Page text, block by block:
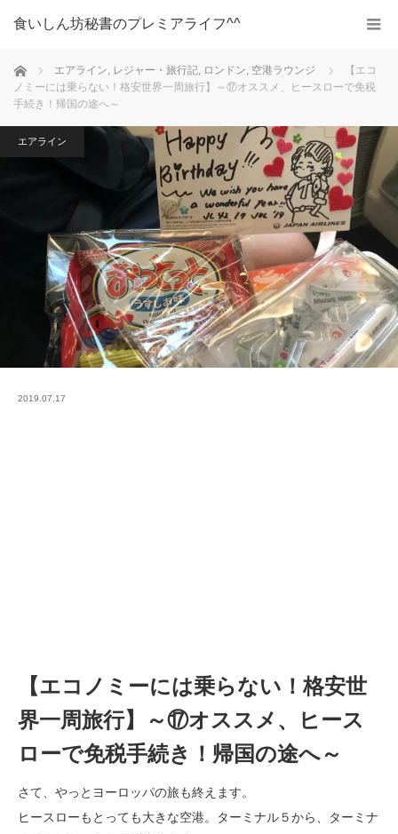
食いしん坊秘書のプレミアライフ^^
ホーム エアライン, レジャー・旅行記, ロンドン, 空港ラウンジ
【エコ
ノミーには乗らない！格安世界一周旅行】～⑰オススメ、ヒースローで免税
手続き！帰国の途へ～
エアライン
2019.07.17
【エコノミーには乗らない！格安世
界一周旅行】～⑰オススメ、ヒース
ローで免税手続き！帰国の途へ～
さて、やっとヨーロッパの旅も終えます。
ヒースローもとっても大きな空港。ターミナル５から、ターミナ